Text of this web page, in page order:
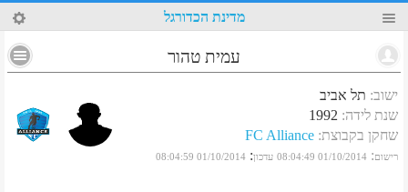
28 מדינת הכדורגל
עמית טהור
ישוב: תל אביב
שנת לידה:
1992
שחקן בקבוצת:
FC Alliance
רישום:
01/10/2014 08:04:49 עדכון:
01/10/2014 08:04:59